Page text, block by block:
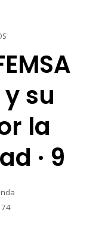
su
la
· 9
74